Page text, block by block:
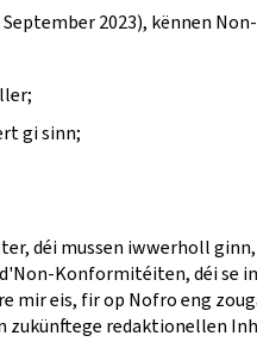
2023), kënnen
gi sinn;
déi mussen iwwerholl
Konformitéiten, déi se
eis, fir op Nofro eng
zukünftege redaktionellen